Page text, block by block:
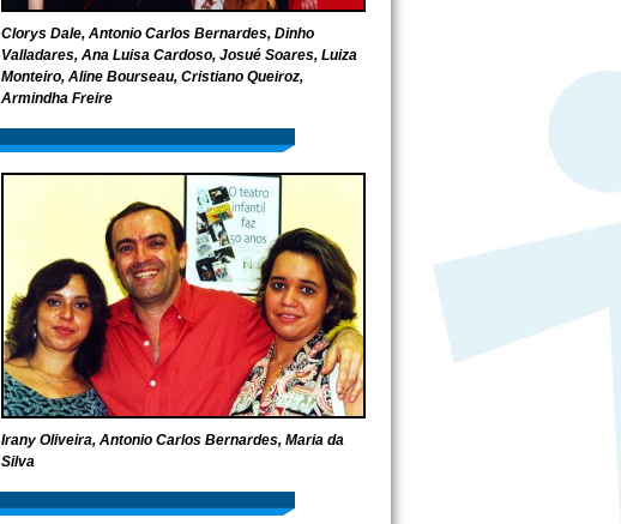
Clorys Dale, Antonio Carlos Bernardes, Dinho
Valladares, Ana Luisa Cardoso, Josué Soares, Luiza
Monteiro, Aline Bourseau, Cristiano Queiroz,
Armindha Freire
Irany Oliveira, Antonio Carlos Bernardes, Maria da
Silva